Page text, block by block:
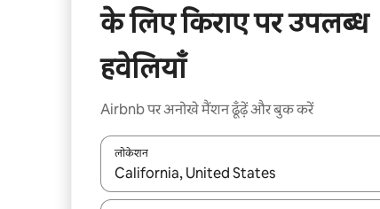
के लिए किराए पर उपलब्ध
हवेलियाँ
Airbnb पर अनोखे मैंशन ढूँढ़ें और बुक करें
लोकेशन
नतीजों के उपलब्ध होने पर, अप और डाउन 'ऐरो की' का